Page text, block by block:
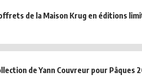
de la Maison Krug en éditions
de Yann Couvreur pour Pâques